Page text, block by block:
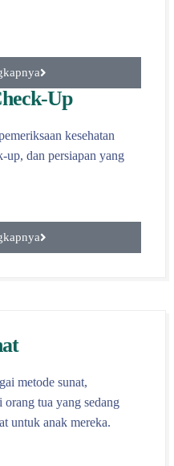
Up
kesehatan
up, dan persiapan yang
metode sunat,
orang tua yang sedang
untuk anak mereka.